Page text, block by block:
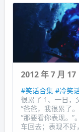
2012 年 7 月 17
#笑话合集 #冷笑
很累了 1、一日，
“爸爸，我很累了
“那要看你表现。”
车回去；表现不好